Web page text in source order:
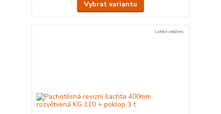
Vybrat variantu
Lehké zatížení